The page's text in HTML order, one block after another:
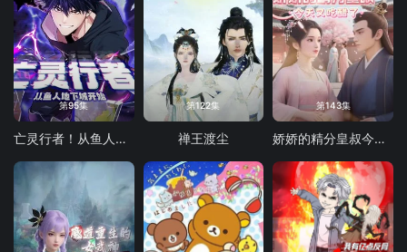
第95集
亡灵行者！从鱼人地下城开始 动态漫画
第122集
禅王渡尘
第143集
娇娇的精分皇叔今天又吃醋了